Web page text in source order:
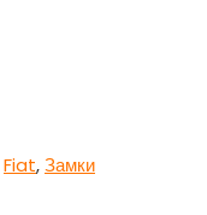
Fiat,Замки